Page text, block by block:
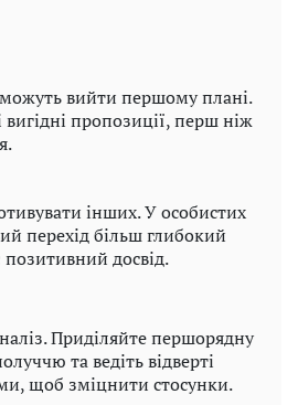
вийти першому плані.
вигідні пропозиції, перш ніж
інших. У особистих
перехід більш глибокий
позитивний досвід.
Приділяйте першорядну
та ведіть відверті
щоб зміцнити стосунки.